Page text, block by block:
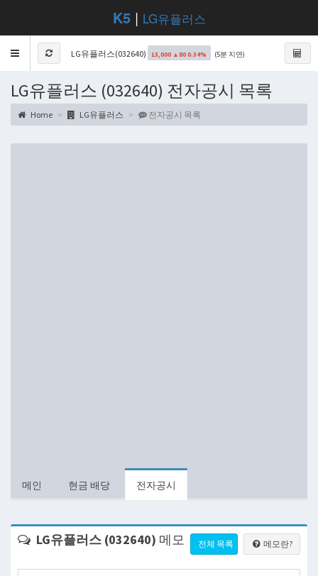
K5| LG유플러스
Toggle
navigation
LG유플러스(032640) 15,000 ▲80 0.54% (5분 지연)
LG유플러스 (032640) 전자공시 목록
Home LG유플러스 전자공시 목록
메인 현금 배당 전자공시
LG유플러스 (032640) 메모 전체 목록 메모란?